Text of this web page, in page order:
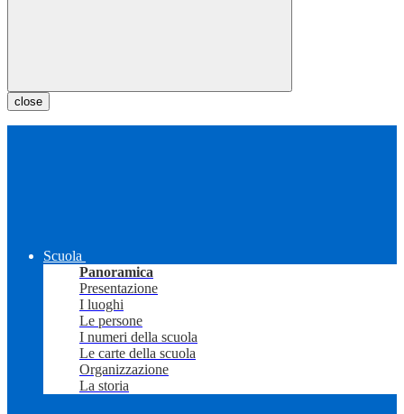
close
Scuola
Panoramica
Presentazione
I luoghi
Le persone
I numeri della scuola
Le carte della scuola
Organizzazione
La storia